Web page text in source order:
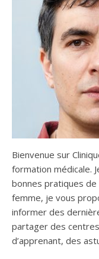
Bienvenue sur
formation médicale.
bonnes pratiques
femme, je vous
informer des
partager des
d’apprenant, des